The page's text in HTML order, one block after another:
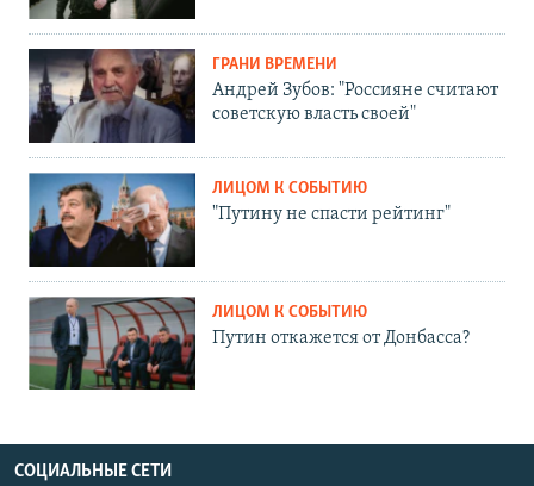
ГРАНИ ВРЕМЕНИ
Андрей Зубов: "Россияне считают
советскую власть своей"
ЛИЦОМ К СОБЫТИЮ
"Путину не спасти рейтинг"
ЛИЦОМ К СОБЫТИЮ
Путин откажется от Донбасса?
СОЦИАЛЬНЫЕ СЕТИ